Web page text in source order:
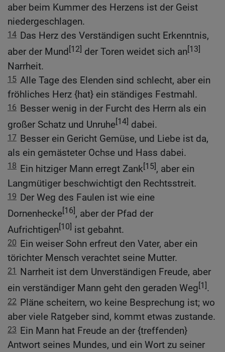
aber beim Kummer des Herzens ist der Geist
niedergeschlagen.
14 Das Herz des Verständigen sucht Erkenntnis,
aber der Mund[12] der Toren weidet sich an[13]
Narrheit.
15 Alle Tage des Elenden sind schlecht, aber ein
fröhliches Herz {hat} ein ständiges Festmahl.
16 Besser wenig in der Furcht des Herrn als ein
großer Schatz und Unruhe[14] dabei.
17 Besser ein Gericht Gemüse, und Liebe ist da,
als ein gemästeter Ochse und Hass dabei.
18 Ein hitziger Mann erregt Zank[15], aber ein
Langmütiger beschwichtigt den Rechtsstreit.
19 Der Weg des Faulen ist wie eine
Dornenhecke[16], aber der Pfad der
Aufrichtigen[10] ist gebahnt.
20 Ein weiser Sohn erfreut den Vater, aber ein
törichter Mensch verachtet seine Mutter.
21
Narrheit ist dem Unverständigen Freude, aber
ein verständiger Mann geht den geraden Weg[1].
22 Pläne scheitern, wo keine Besprechung ist; wo
aber viele Ratgeber sind, kommt etwas zustande.
23 Ein Mann hat Freude an der {treffenden}
Antwort seines Mundes, und ein Wort zu seiner